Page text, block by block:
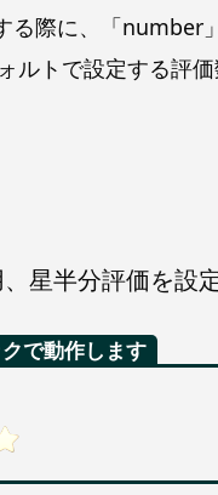
る際に、「number
ルトで設定する評
星半分評価を設
で動作します